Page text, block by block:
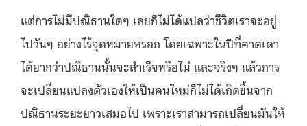
แต่การไม่มีปณิธานใดๆ เลยก็ไม่ได้แปลว่าชีวิตเราจะอยู่
ไปวันๆ อย่างไร้จุดหมายหรอก โดยเฉพาะในปีที่คาดเดา
ได้ยากว่าปณิธานนั้นจะสำเร็จหรือไม่ และจริงๆ แล้วการ
จะเปลี่ยนแปลงตัวเองให้เป็นคนใหม่ก็ไม่ได้เกิดขึ้นจาก
ปณิธานระยะยาวเสมอไป เพราะเราสามารถเปลี่ยนมันให้